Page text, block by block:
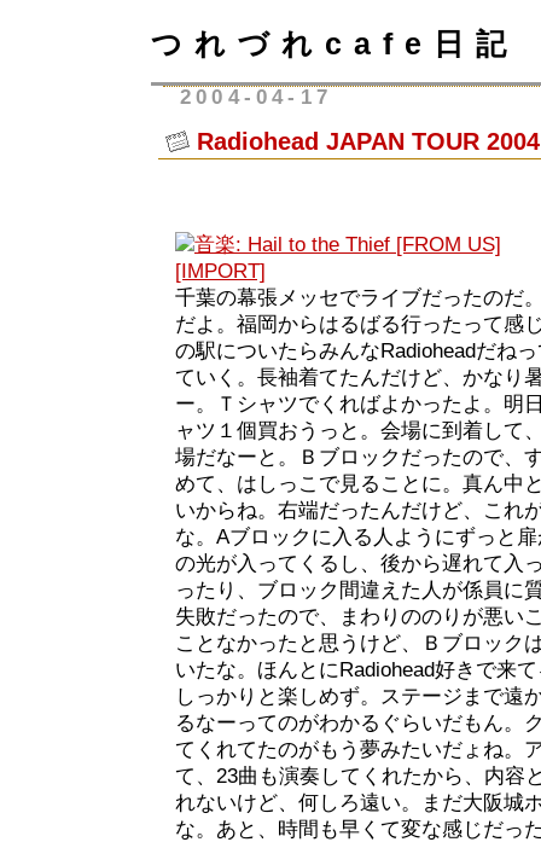
つれづれcafe日記
2004-04-17
Radiohead JAPAN TOUR 2004
千葉の幕張メッセでライブだったのだ
だよ。福岡からはるばる行ったって感
の駅についたらみんなRadioheadだね
ていく。長袖着てたんだけど、かなり
ー。Ｔシャツでくればよかったよ。明
ャツ１個買おうっと。会場に到着して
場だなーと。Ｂブロックだったので、
めて、はしっこで見ることに。真ん中
いからね。右端だったんだけど、これ
な。Aブロックに入る人ようにずっと
の光が入ってくるし、後から遅れて入
ったり、ブロック間違えた人が係員に
失敗だったので、まわりののりが悪い
ことなかったと思うけど、Ｂブロック
いたな。ほんとにRadiohead好きで来
しっかりと楽しめず。ステージまで遠
るなーってのがわかるぐらいだもん。
てくれてたのがもう夢みたいだょね。
て、23曲も演奏してくれたから、内容
れないけど、何しろ遠い。まだ大阪城
な。あと、時間も早くて変な感じだっ